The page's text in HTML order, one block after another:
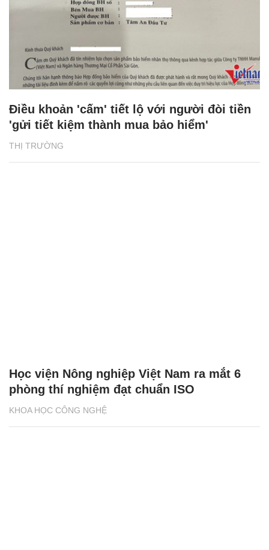
THỊ TRƯỜNG
Điều khoản 'cấm' tiết lộ với người đòi tiền
'gửi tiết kiệm thành mua bảo hiểm'
KHOA HỌC CÔNG NGHỆ
Học viện Nông nghiệp Việt Nam ra mắt 6
phòng thí nghiệm đạt chuẩn ISO